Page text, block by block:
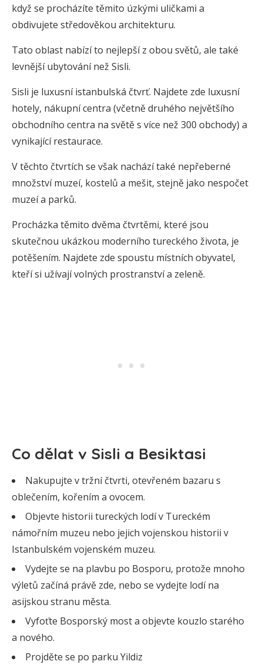
když se procházíte těmito úzkými uličkami a
obdivujete středověkou architekturu.
Tato oblast nabízí to nejlepší z obou světů, ale také
levnější ubytování než Sisli.
Sisli je luxusní istanbulská čtvrť. Najdete zde luxusní
hotely, nákupní centra (včetně druhého největšího
obchodního centra na světě s více než 300 obchody) a
vynikající restaurace.
V těchto čtvrtích se však nachází také nepřeberné
množství muzeí, kostelů a mešit, stejně jako nespočet
muzeí a parků.
Procházka těmito dvěma čtvrtěmi, které jsou
skutečnou ukázkou moderního tureckého života, je
potěšením. Najdete zde spoustu místních obyvatel,
kteří si užívají volných prostranství a zeleně.
Co dělat v Sisli a Besiktasi
Nakupujte v tržní čtvrti, otevřeném bazaru s
oblečením, kořením a ovocem.
Objevte historii tureckých lodí v Tureckém
námořním muzeu nebo jejich vojenskou historii v
Istanbulském vojenském muzeu.
Vydejte se na plavbu po Bosporu, protože mnoho
výletů začíná právě zde, nebo se vydejte lodí na
asijskou stranu města.
Vyfoťte Bosporský most a objevte kouzlo starého
a nového.
Projděte se po parku Yildiz